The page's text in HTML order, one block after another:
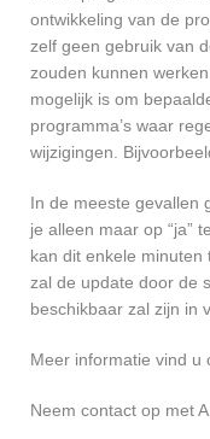
ontwikkeling van de
zelf geen gebruik van
zouden kunnen
mogelijk is om
programma’s waar
wijzigingen.
In de meeste gevallen
je alleen maar op “ja”
kan dit enkele
zal de update door de
beschikbaar zal zijn in
Meer informatie vind u
Neem contact op met